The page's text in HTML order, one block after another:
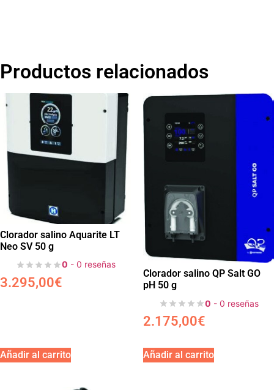
Productos relacionados
Clorador salino Aquarite LT
Neo SV 50 g
0 - 0 reseñas
3.295,00€
Añadir al carrito
Clorador salino QP Salt GO
pH 50 g
0 - 0 reseñas
2.175,00€
Añadir al carrito